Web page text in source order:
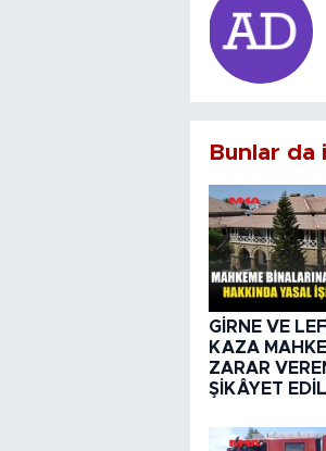
Bunlar da
GİRNE VE
KAZA
ZARAR
ŞİKÂYET